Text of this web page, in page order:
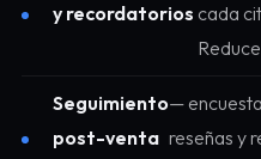
y recordatorios cada
Seguimiento
post-venta
—
reseñas y